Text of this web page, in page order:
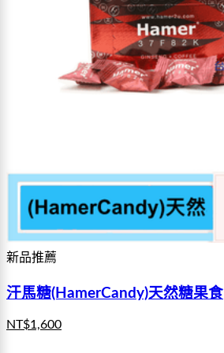
新品推薦
汗馬糖(HamerCandy)天然糖果食
NT$1,600